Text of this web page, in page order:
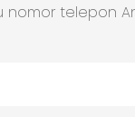
nomor telepon